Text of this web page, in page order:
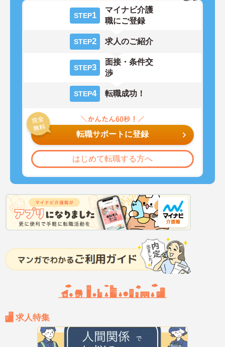
STEP1
マイナビ介護
職にご登録
STEP2 求人のご紹介
STEP3
面接・条件交
渉
STEP4 転職成功！
転職サポートに登録
はじめて転職する方へ
求人特集